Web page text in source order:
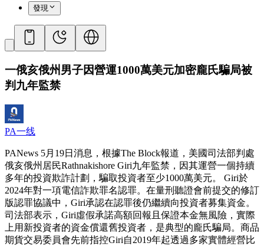
發現
一俄亥俄州男子因營運1000萬美元加密龐氏騙局被
判九年監禁
PA一线
PANews 5月19日消息，根據The Block報道，美國司法部判處
俄亥俄州居民Rathnakishore Giri九年監禁，因其運營一個持續
多年的投資欺詐計劃，騙取投資者至少1000萬美元。 Giri於
2024年對一項電信詐欺罪名認罪。在量刑聽證會前提交的修訂
版認罪協議中，Giri承認在認罪後仍繼續向投資者募集資金。
司法部表示，Giri虛假承諾高額回報且保證本金無風險，實際
上用新投資者的資金償還舊投資者，是典型的龐氏騙局。商品
期貨交易委員會先前指控Giri自2019年起透過多家實體經營比